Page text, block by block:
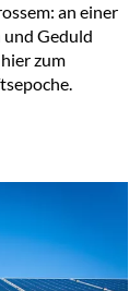
an einer
und Geduld
zum